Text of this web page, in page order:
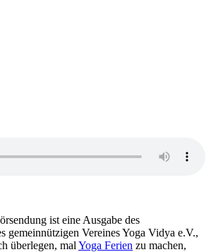
Improvisations-Vortrag. Diese Hörsendung ist eine Ausgabe des
gemeinnützigen Vereines Yoga Vidya e.V.,
überlegen, mal Yoga Ferien zu machen,